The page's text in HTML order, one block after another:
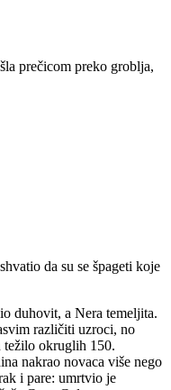
prečicom preko groblja,
da su se špageti koje
duhovit, a Nera temeljita.
različiti uzroci, no
težilo okruglih 150.
nakrao novaca više nego
i pare: umrtvio je